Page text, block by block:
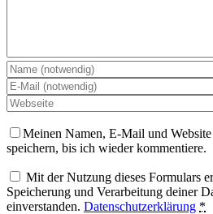
Meinen Namen, E-Mail und
speichern, bis ich wieder kommentiere.
Mit der Nutzung dieses Formulars
Speicherung und Verarbeitung deiner
einverstanden. Datenschutzerklärung *